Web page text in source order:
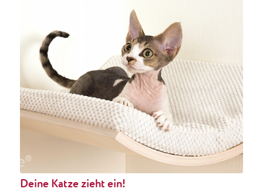
Deine Katze zieht ein!